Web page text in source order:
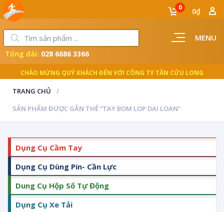
MENU
0 0₫
CHÀO MỪNG QUÝ KHÁCH ĐẾN VỚI CÔNG TY TÂN CỬU LONG
Tổng đài: 028 6686 3366
TRANG CHỦ
SẢN PHẨM ĐƯỢC GẮN THẺ “TAY BOM LOP DAI LOAN”
Dụng Cụ Cầm Tay
Dụng Cụ Dùng Pin- Cần Lực
Dung Cụ Hộp Số Tự Động
Dụng Cụ Xe Tải